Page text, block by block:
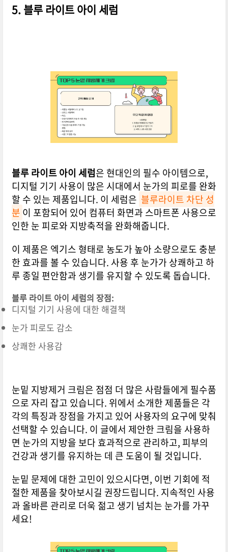
5. 블루 라이트 아이 세럼
블루 라이트 아이 세럼은 현대인의 필수 아이템으로,
디지털 기기 사용이 많은 시대에서 눈가의 피로를 완화
할 수 있는 제품입니다. 이 세럼은 블루라이트 차단 성
분 이 포함되어 있어 컴퓨터 화면과 스마트폰 사용으로
인한 눈 피로와 지방축적을 완화해줍니다.
이 제품은 엑기스 형태로 농도가 높아 소량으로도 충분
한 효과를 볼 수 있습니다. 사용 후 눈가가 상쾌하고 하
루 종일 편안함과 생기를 유지할 수 있도록 돕습니다.
블루 라이트 아이 세럼의 장점:
디지털 기기 사용에 대한 해결책
눈가 피로도 감소
상쾌한 사용감
눈밑 지방제거 크림은 점점 더 많은 사람들에게 필수품
으로 자리 잡고 있습니다. 위에서 소개한 제품들은 각
각의 특징과 장점을 가지고 있어 사용자의 요구에 맞춰
선택할 수 있습니다. 이 글에서 제안한 크림을 사용하
면 눈가의 지방을 보다 효과적으로 관리하고, 피부의
건강과 생기를 유지하는 데 큰 도움이 될 것입니다.
눈밑 문제에 대한 고민이 있으시다면, 이번 기회에 적
절한 제품을 찾아보시길 권장드립니다. 지속적인 사용
과 올바른 관리로 더욱 젊고 생기 넘치는 눈가를 가꾸
세요!